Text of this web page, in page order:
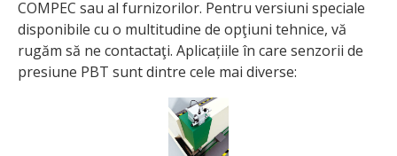
COMPEC sau al furnizorilor. Pentru versiuni speciale
disponibile cu o multitudine de opţiuni tehnice, vă
rugăm să ne contactaţi. Aplicațiile în care senzorii de
presiune PBT sunt dintre cele mai diverse: